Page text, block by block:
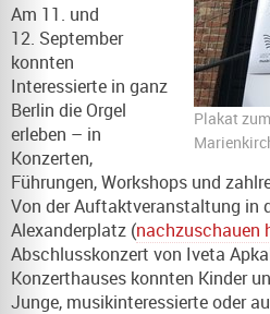
Plakat
Am 11. und
12. September
konnten
Interessierte in ganz
Berlin die Orgel
erleben – in
Konzerten,
Führungen, Workshops und
Von der Auftaktveranstaltung in
Alexanderplatz (nachzuschauen
Abschlusskonzert von Iveta
Konzerthauses konnten Kinder
Junge, musikinteressierte oder